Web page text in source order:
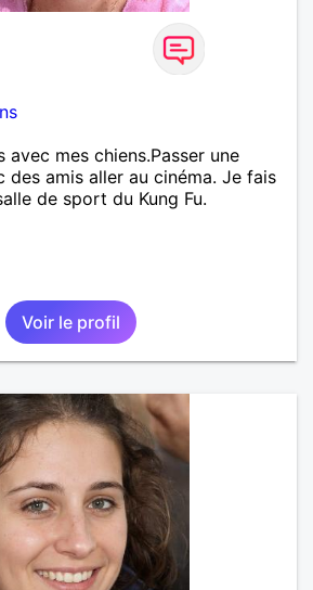
avec mes chiens.Passer une
des amis aller au cinéma. Je fais
de sport du Kung Fu.
Voir le profil